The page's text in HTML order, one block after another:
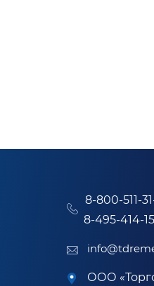
8-800-511-
8-495-414-
ООО